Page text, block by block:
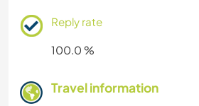
Reply rate
100.0 %
Travel information